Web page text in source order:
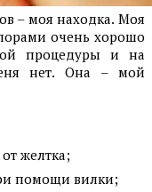
– моя находка. Моя
очень хорошо
процедуры и на
нет. Она – мой
желтка;
помощи вилки;